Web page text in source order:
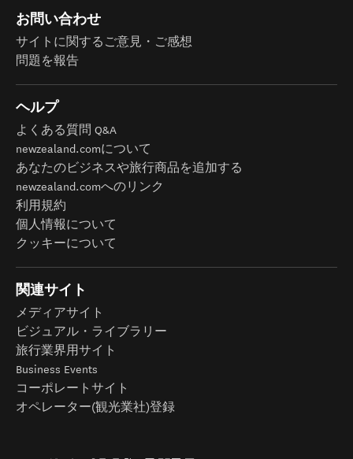
お問い合わせ
サイトに関するご意見・ご感想
問題を報告
ヘルプ
よくある質問 Q&A
newzealand.comについて
あなたのビジネスや旅行商品を追加する
newzealand.comへのリンク
利用規約
個人情報について
クッキーについて
関連サイト
メディアサイト
ビジュアル・ライブラリー
旅行業界用サイト
Business Events
コーポレートサイト
オペレーター(観光業社)登録